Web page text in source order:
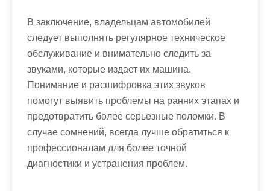
В заключение, владельцам автомобилей
следует выполнять регулярное техническое
обслуживание и внимательно следить за
звуками, которые издает их машина.
Понимание и расшифровка этих звуков
помогут выявить проблемы на ранних этапах и
предотвратить более серьезные поломки. В
случае сомнений, всегда лучше обратиться к
профессионалам для более точной
диагностики и устранения проблем.